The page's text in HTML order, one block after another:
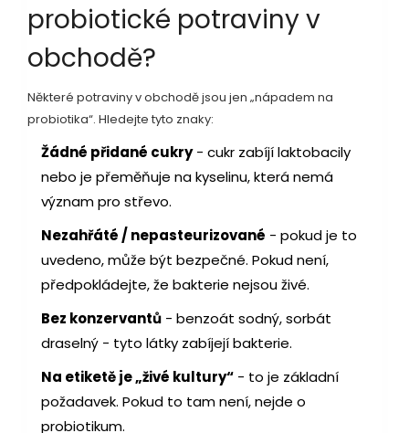
probiotické potraviny v
obchodě?
Některé potraviny v obchodě jsou jen „nápadem na
probiotika“. Hledejte tyto znaky:
Žádné přidané cukry- cukr zabíjí laktobacily
nebo je přeměňuje na kyselinu, která nemá
význam pro střevo.
Nezahřáté / nepasteurizované - pokud je to
uvedeno, může být bezpečné. Pokud není,
předpokládejte, že bakterie nejsou živé.
Bez konzervantů - benzoát sodný, sorbát
draselný - tyto látky zabíjejí bakterie.
Na etiketě je „živé kultury“ - to je základní
požadavek. Pokud to tam není, nejde o
probiotikum.